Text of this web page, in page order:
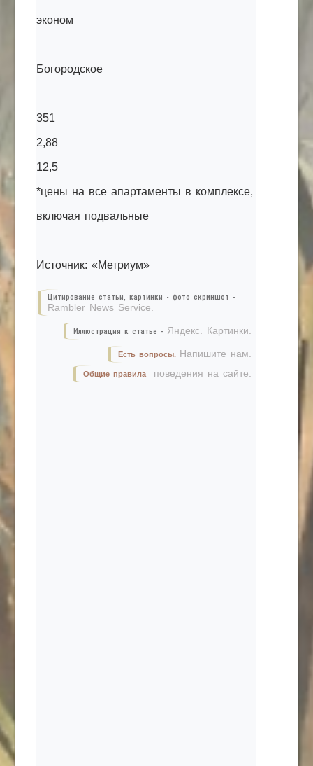
эконом
Богородское
351
2,88
12,5
*цены на все апартаменты в комплексе,
включая подвальные
Источник: «Метриум»
Цитирование статьи, картинки - фото скриншот -
Rambler News Service.
Иллюстрация к статье - Яндекс. Картинки.
Есть вопросы. Напишите нам.
Общие правила поведения на сайте.